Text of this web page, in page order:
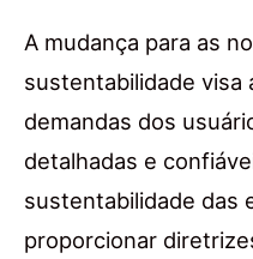
A mudança para as
sustentabilidade
demandas dos
detalhadas e
sustentabilidade das
proporcionar